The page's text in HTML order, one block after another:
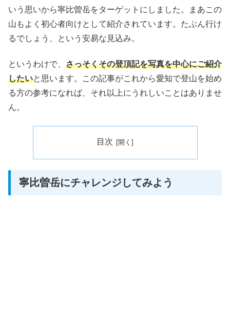
いう思いから寧比曽岳をターゲットにしました。まあこの
山もよく初心者向けとして紹介されています。たぶん行け
るでしょう、という安易な見込み。
というわけで、 さっそくその登頂記を写真を中心にご紹介
したいと思います。この記事がこれから愛知で登山を始め
る方の参考になれば、それ以上にうれしいことはありませ
ん。
目次
寧比曽岳にチャレンジしてみよう